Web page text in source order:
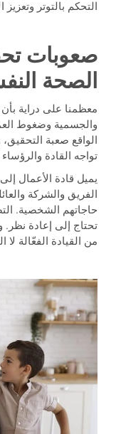
التحكم بالتوتر
صعوبات
الصحة
معظمنا على دراية
والجسمية وضغوط
الواقع صعبة
تواجه القادة والرؤساء
يميل قادة الأعمال
الفريق والشركة
حاجاتهم الشخصية.
تحتاج إلى إعادة نظر.
من القيادة الفعّالة